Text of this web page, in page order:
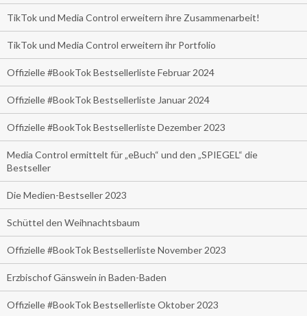
TikTok und Media Control erweitern ihre Zusammenarbeit!
TikTok und Media Control erweitern ihr Portfolio
Offizielle #BookTok Bestsellerliste Februar 2024
Offizielle #BookTok Bestsellerliste Januar 2024
Offizielle #BookTok Bestsellerliste Dezember 2023
Media Control ermittelt für „eBuch“ und den „SPIEGEL“ die
Bestseller
Die Medien-Bestseller 2023
Schüttel den Weihnachtsbaum
Offizielle #BookTok Bestsellerliste November 2023
Erzbischof Gänswein in Baden-Baden
Offizielle #BookTok Bestsellerliste Oktober 2023